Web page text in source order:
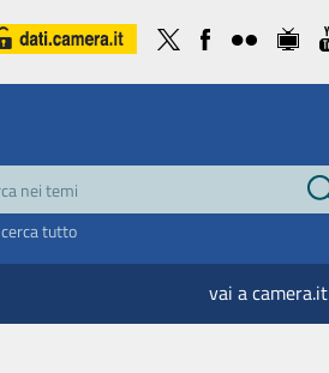
cerca tutto
vai a camera.it